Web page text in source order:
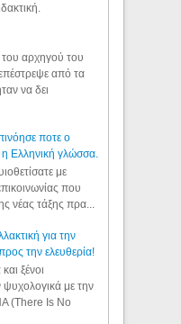
αρχηγού του
από τα
να δει
ποτε ο
η Ελληνική γλώσσα.
με
που
νέας τάξης πρα...
για την
την ελευθερία!
ξένοι
ψυχολογικά με την
(There Is No